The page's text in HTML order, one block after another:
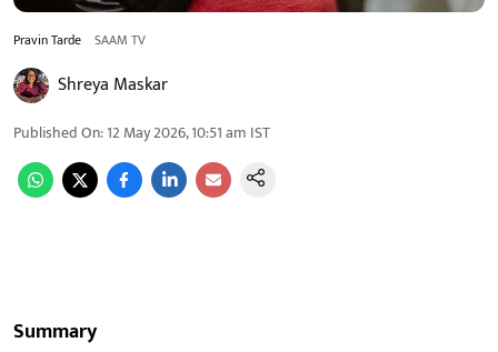
Pravin Tarde SAAM TV
Shreya Maskar
Published On:12 May 2026, 10:51 am IST
Summary